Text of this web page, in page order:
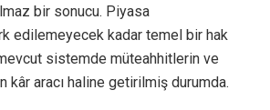
bir sonucu. Piyasa
edilemeyecek kadar temel bir hak
sistemde müteahhitlerin ve
kâr aracı haline getirilmiş durumda.